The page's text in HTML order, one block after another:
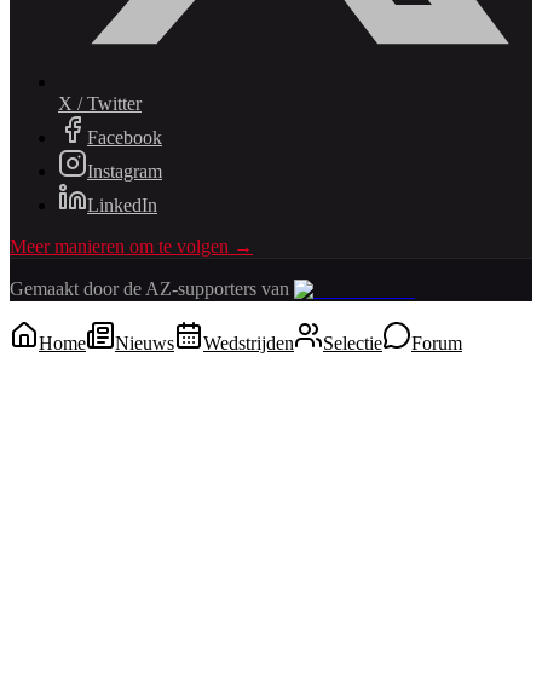
X / Twitter
Facebook
Instagram
LinkedIn
Meer manieren om te volgen →
Gemaakt door de AZ-supporters van
Home Nieuws Wedstrijden Selectie Forum